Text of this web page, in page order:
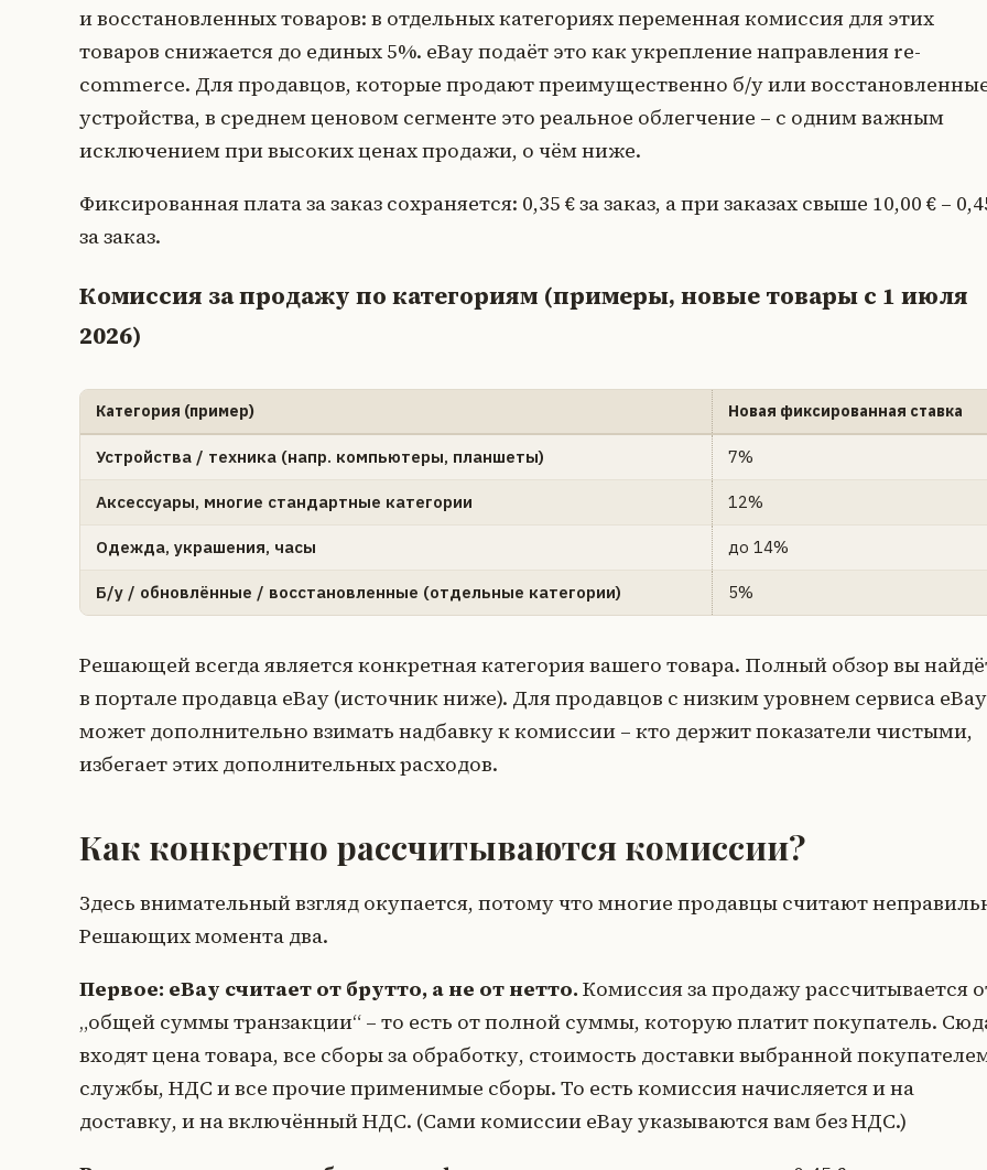
и восстановленных товаров: в отдельных категориях переменная комиссия для этих
товаров снижается до единых 5%. eBay подаёт это как укрепление направления re-
commerce. Для продавцов, которые продают преимущественно б/у или
устройства, в среднем ценовом сегменте это реальное облегчение – с одним важным
исключением при высоких ценах продажи, о чём ниже.
Фиксированная плата за заказ сохраняется: 0,35 € за заказ, а при заказах свыше 10,00 € –
за заказ.
Комиссия за продажу по категориям (примеры, новые товары с 1 июля
2026)
Категория (пример) Новая фиксированная ставка
Устройства / техника (напр. компьютеры, планшеты) 7%
Аксессуары, многие стандартные категории 12%
Одежда, украшения, часы до 14%
Б/у / обновлённые / восстановленные (отдельные категории) 5%
Решающей всегда является конкретная категория вашего товара. Полный обзор вы
в портале продавца eBay (источник ниже). Для продавцов с низким уровнем сервиса eBay
может дополнительно взимать надбавку к комиссии – кто держит показатели чистыми,
избегает этих дополнительных расходов.
Как конкретно рассчитываются комиссии?
Здесь внимательный взгляд окупается, потому что многие продавцы считают
Решающих момента два.
Первое: eBay считает от брутто, а не от нетто. Комиссия за продажу рассчитывается
„общей суммы транзакции“ – то есть от полной суммы, которую платит покупатель.
входят цена товара, все сборы за обработку, стоимость доставки выбранной
службы, НДС и все прочие применимые сборы. То есть комиссия начисляется и на
доставку, и на включённый НДС. (Сами комиссии eBay указываются вам без НДС.)